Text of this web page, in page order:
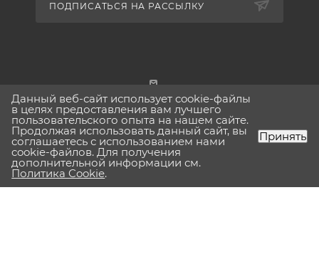
ПОДПИСАТЬСЯ НА РАССЫЛКУ
г. Москва
2026 © Lavinia-boho.ru Вся представленная на сайте
информация, касающаяся технических характеристик,
Данный веб-сайт использует cookie-файлы
в целях предоставления вам лучшего
пользовательского опыта на нашем сайте.
Продолжая использовать данный сайт, вы
соглашаетесь с использованием нами
cookie-файлов. Для получения
дополнительной информации см.
Политика Cookie.
Принять